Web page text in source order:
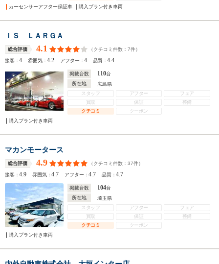
カーセンサーアフター保証車
購入プラン付き車両
ｉＳ ＬＡＲＧＡ
総合評価 4.1 （クチコミ件数： 7件）
接客：4 雰囲気：4.2 アフター：4 品質：4.4
掲載台数 110台
所在地
広島県
スタッフ
アフター
フェア
買取
保証
整備
クチコミ
クーポン
購入プラン付き車両
マカンモータース
総合評価 4.9 （クチコミ件数： 37件）
接客：4.9 雰囲気：4.7 アフター：4.7 品質：4.7
掲載台数 104台
所在地
埼玉県
スタッフ
アフター
フェア
買取
保証
整備
クチコミ
クーポン
購入プラン付き車両